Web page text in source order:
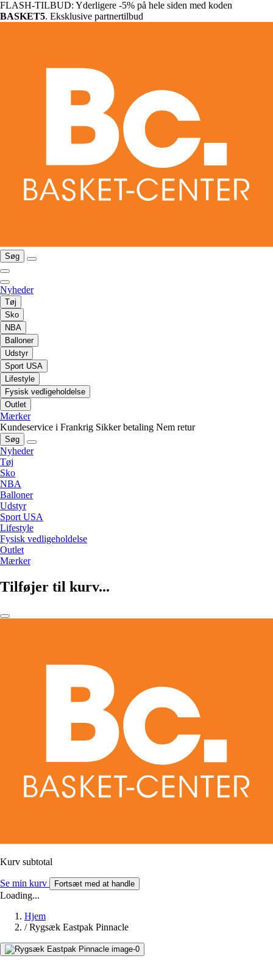
FLASH-TILBUD: Yderligere -5% på hele siden med koden
BASKET5. Eksklusive partnertilbud
Søg
Nyheder
Tøj
Sko
NBA
Balloner
Udstyr
Sport USA
Lifestyle
Fysisk vedligeholdelse
Outlet
Mærker
Kundeservice i Frankrig Sikker betaling Nem retur
Søg
Nyheder
Tøj
Sko
NBA
Balloner
Udstyr
Sport USA
Lifestyle
Fysisk vedligeholdelse
Outlet
Mærker
Tilføjer til kurv...
Kurv subtotal
Se min kurv Fortsæt med at handle
Loading...
Hjem
/ Rygsæk Eastpak Pinnacle